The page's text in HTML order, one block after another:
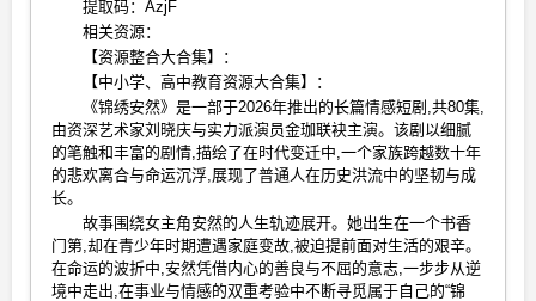
提取码：AzjF
相关资源：
【资源整合大合集】：
【中小学、高中教育资源大合集】：
《锦绣安然》是一部于2026年推出的长篇情感短剧,共80集,
由资深艺术家刘晓庆与实力派演员金珈联袂主演。该剧以细腻
的笔触和丰富的剧情,描绘了在时代变迁中,一个家族跨越数十年
的悲欢离合与命运沉浮,展现了普通人在历史洪流中的坚韧与成
长。
故事围绕女主角安然的人生轨迹展开。她出生在一个书香
门第,却在青少年时期遭遇家庭变故,被迫提前面对生活的艰辛。
在命运的波折中,安然凭借内心的善良与不屈的意志,一步步从逆
境中走出,在事业与情感的双重考验中不断寻觅属于自己的“锦